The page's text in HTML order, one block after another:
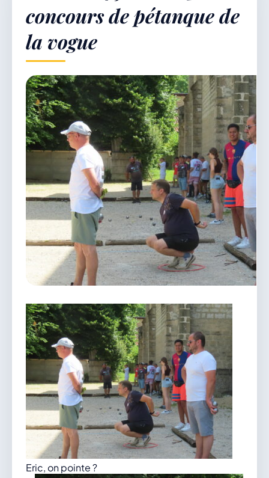
Démarches & Vie pratique
Vie locale & Associations
Découvrir la commune
VENDREDI 7 AOÛT 2026
Secrétariat ouvert
Lundi, mardi, jeudi, vendredi de 8h30 à 12h et
après-midi sur rendez-vous. Samedi sur rendez-
vous.
mairie@douvres.fr
140 Place de la Babillière, 01500 Douvres
Contacter la mairie
Le guichet des associations
publier une annonce
concours de pétanque de
la vogue
Eric, on pointe ?